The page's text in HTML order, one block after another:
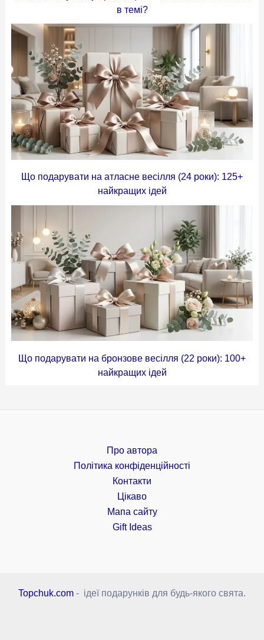
в темі?
Що подарувати на атласне весілля (24 роки): 125+
найкращих ідей
Що подарувати на бронзове весілля (22 роки): 100+
найкращих ідей
Про автора
Політика конфіденційності
Контакти
Цікаво
Мапа сайту
Gift Ideas
Topchuk.com - ідеї подарунків для будь-якого свята.